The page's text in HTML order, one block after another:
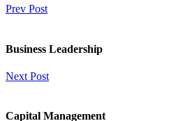
Prev Post
Business Leadership
Next Post
Capital Management